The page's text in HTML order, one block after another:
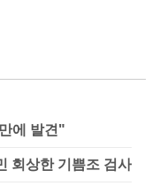
에 발견"
회상한 기쁨조 검사